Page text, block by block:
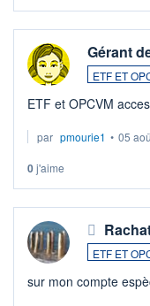
Gérant
ETF ET
ETF et
par pmourie1 • 05
0j'aime
ETF ET
sur mon compte